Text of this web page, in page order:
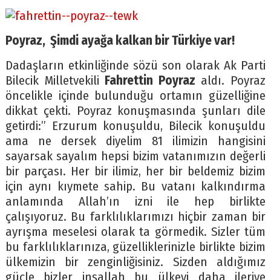
Poyraz, Şimdi ayağa kalkan bir Türkiye var!
Dadaşların etkinliğinde sözü son olarak Ak Parti
Bilecik Milletvekili Fahrettin Poyraz aldı. Poyraz
öncelikle içinde bulunduğu ortamın güzelliğine
dikkat çekti. Poyraz konuşmasında şunları dile
getirdi:” Erzurum konuşuldu, Bilecik konuşuldu
ama ne dersek diyelim 81 ilimizin hangisini
sayarsak sayalım hepsi bizim vatanımızın değerli
bir parçası. Her bir ilimiz, her bir beldemiz bizim
için aynı kıymete sahip. Bu vatanı kalkındırma
anlamında Allah’ın izni ile hep birlikte
çalışıyoruz. Bu farklılıklarımızı hiçbir zaman bir
ayrışma meselesi olarak ta görmedik. Sizler tüm
bu farklılıklarınıza, güzelliklerinizle birlikte bizim
ülkemizin bir zenginliğisiniz. Sizden aldığımız